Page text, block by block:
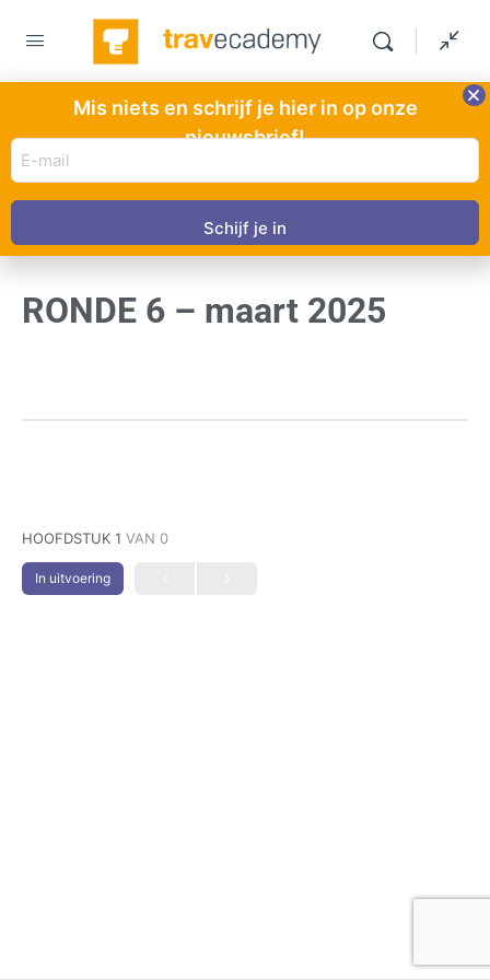
HOOFDSTUK 1VAN 0
RONDE 6 – maart 2025
HOOFDSTUK 1 VAN 0
In uitvoering
Mis niets en schrijf je hier in op onze
nieuwsbrief!
E-
mail
adres